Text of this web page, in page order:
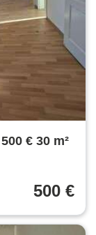
€ 30 m²
500 €